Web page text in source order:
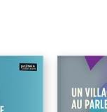
Des traditions
Les objectifs et